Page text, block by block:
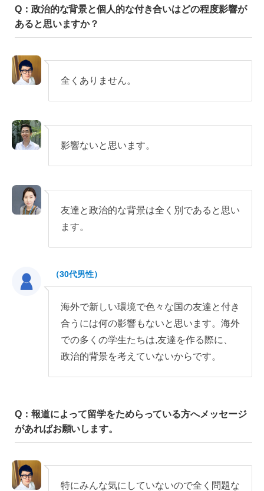
Q：政治的な背景と個人的な付き合いはどの程度影響が
あると思いますか？
全くありません。
影響ないと思います。
友達と政治的な背景は全く別であると思い
ます。
（30代男性）
海外で新しい環境で色々な国の友達と付き
合うには何の影響もないと思います。海外
での多くの学生たちは,友達を作る際に、
政治的背景を考えていないからです。
Q：報道によって留学をためらっている方へメッセージ
があればお願いします。
特にみんな気にしていないので全く問題な